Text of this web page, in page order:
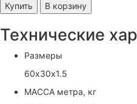
Купить В корзину
Технические
Размеры
60х30х1.5
МАССА метра, кг